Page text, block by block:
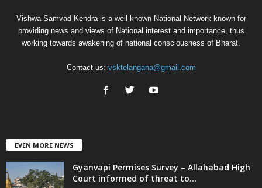
Vishwa Samvad Kendra is a well known National Network known for
providing news and views of National interest and importance, thus
working towards awakening of national consciousness of Bharat.
Contact us: vsktelangana@gmail.com
EVEN MORE NEWS
Gyanvapi Permises Survey – Allahabad High
Court informed of threat to...